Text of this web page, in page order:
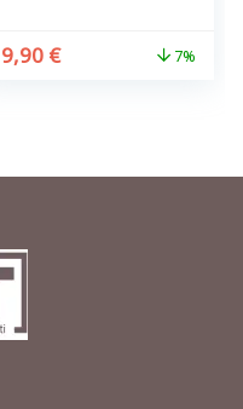
€ 7%